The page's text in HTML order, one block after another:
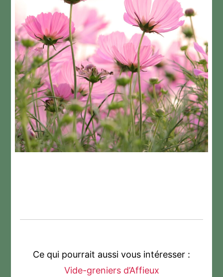
Ce qui pourrait aussi vous intéresser :
Vide-greniers d’Affieux